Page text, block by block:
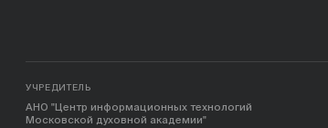
УЧРЕДИТЕЛЬ
АНО "Центр информационных технологий
Московской духовной академии"